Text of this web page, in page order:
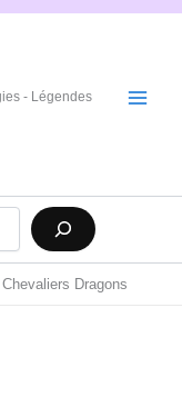
- Légendes
Dragons